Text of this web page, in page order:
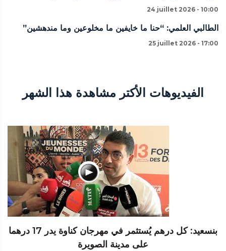
24 juillet 2026 - 10:00
الطالبي العلمي: “حنا ما خايفين ما مخلوعين وما مندهشين”
25 juillet 2026 - 17:00
الفيديوهات الأكتر مشاهدة هذا الشهر
بنسعيد: كل درهم يُستثمر في مهرجان كناوة يدر 17 درهما
على مدينة الصويرة